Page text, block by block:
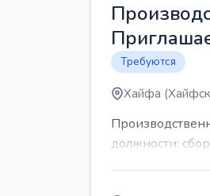
Требуются
Хайфа
должности: